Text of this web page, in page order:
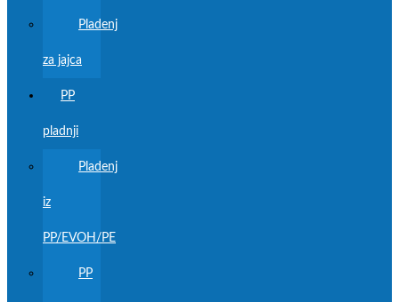
Pladenj
za jajca
PP
pladnji
Pladenj
iz
PP/EVOH/PE
PP